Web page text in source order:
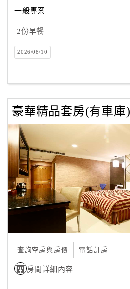
員
戶
客
服
聯
單
Line
線
上
客
紅
利
查
一般專案
2份早餐
2026/08/10
豪華精品套房(有車庫)
查詢空房與房價 電話訂房
房間詳細內容